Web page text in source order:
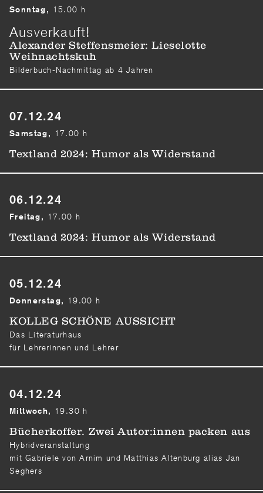
Sonntag, 15.00 h
Ausverkauft!
Alexander Steffensmeier: Lieselotte
Weihnachtskuh
Bilderbuch-Nachmittag ab 4 Jahren
07.12.24
Samstag, 17.00 h
Textland 2024: Humor als Widerstand
06.12.24
Freitag, 17.00 h
Textland 2024: Humor als Widerstand
05.12.24
Donnerstag, 19.00 h
KOLLEG SCHÖNE AUSSICHT
Das Literaturhaus
für Lehrerinnen und Lehrer
04.12.24
Mittwoch, 19.30 h
Bücherkoffer. Zwei Autor:innen packen aus
Hybridveranstaltung
mit Gabriele von Arnim und Matthias Altenburg alias Jan
Seghers